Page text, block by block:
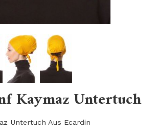
Kaymaz Untertuch
Untertuch Aus Ecardin